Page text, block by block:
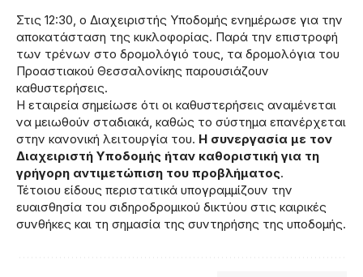
Στις 12:30, ο Διαχειριστής Υποδομής ενημέρωσε για την
αποκατάσταση της κυκλοφορίας. Παρά την επιστροφή
των τρένων στο δρομολόγιό τους, τα δρομολόγια του
Προαστιακού Θεσσαλονίκης παρουσιάζουν
καθυστερήσεις.
Η εταιρεία σημείωσε ότι οι καθυστερήσεις αναμένεται
να μειωθούν σταδιακά, καθώς το σύστημα επανέρχεται
στην κανονική λειτουργία του. Η συνεργασία με τον
Διαχειριστή Υποδομής ήταν καθοριστική για τη
γρήγορη αντιμετώπιση του προβλήματος.
Τέτοιου είδους περιστατικά υπογραμμίζουν την
ευαισθησία του σιδηροδρομικού δικτύου στις καιρικές
συνθήκες και τη σημασία της συντηρήσης της υποδομής.